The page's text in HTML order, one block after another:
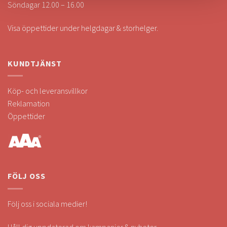
Söndagar 12.00 – 16.00
Visa öppettider under helgdagar & storhelger.
KUNDTJÄNST
Köp- och leveransvillkor
Reklamation
Öppettider
FÖLJ OSS
Följ oss i sociala medier!